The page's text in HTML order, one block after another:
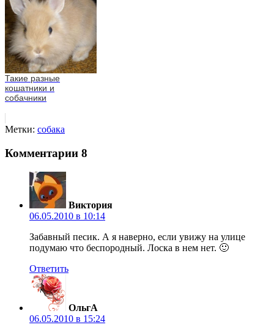
Такие разные
кошатники и
собачники
Метки: собака
Комментарии 8
Виктория
06.05.2010 в 10:14
Забавный песик. А я наверно, если увижу на улице
подумаю что беспородный. Лоска в нем нет. 🙂
Ответить
ОльгА
06.05.2010 в 15:24